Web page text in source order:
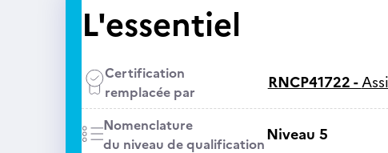
L'essentiel
Certification
remplacée par
RNCP41722 -
Nomenclature
du niveau de qualificationNiveau 5